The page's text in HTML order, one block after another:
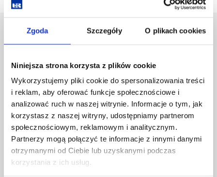
Zgoda Szczegóły O plikach cookies
Niniejsza strona korzysta z plików cookie
Wykorzystujemy pliki cookie do spersonalizowania treści
i reklam, aby oferować funkcje społecznościowe i
analizować ruch w naszej witrynie. Informacje o tym, jak
korzystasz z naszej witryny, udostępniamy partnerom
społecznościowym, reklamowym i analitycznym.
Partnerzy mogą połączyć te informacje z innymi danymi
otrzymanymi od Ciebie lub uzyskanymi podczas
korzystania z ich usług.
Uniwersytet Rzeszowski
Al. Tadeusza Rejtana 16C
Pomiń
nawigację
przejdź
do
treści
Polityka prywatności
Mapa serwisu
Biblioteka
Wydawnictwo
Covid info
Studia podyplomowe
Praca na UR
Zamówienia publiczne
Fundusze strukturalne